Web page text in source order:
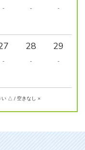
- - -
-
28
-
29
-
△ / 空きなし ×